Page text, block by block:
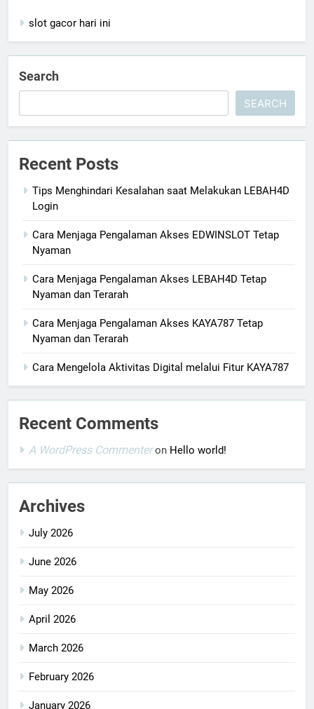
slot gacor hari ini
Search
SEARCH
Recent Posts
Tips Menghindari Kesalahan saat Melakukan LEBAH4D
Login
Cara Menjaga Pengalaman Akses EDWINSLOT Tetap
Nyaman
Cara Menjaga Pengalaman Akses LEBAH4D Tetap
Nyaman dan Terarah
Cara Menjaga Pengalaman Akses KAYA787 Tetap
Nyaman dan Terarah
Cara Mengelola Aktivitas Digital melalui Fitur KAYA787
Recent Comments
A WordPress Commenteron Hello world!
Archives
July 2026
June 2026
May 2026
April 2026
March 2026
February 2026
January 2026